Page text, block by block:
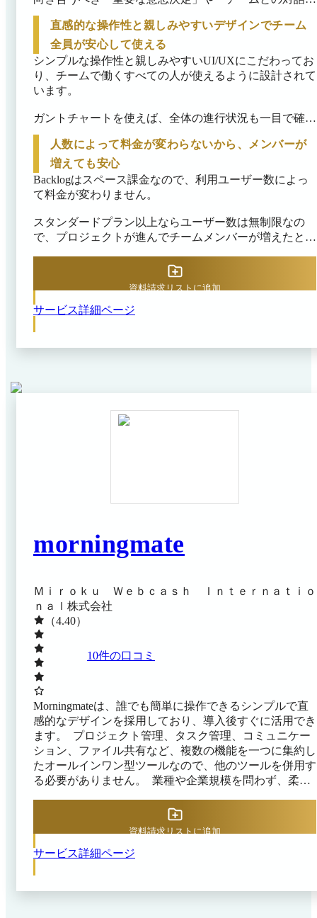
に集中できるようにします。
直感的な操作性と親しみやすいデザインでチーム
全員が安心して使える
シンプルな操作性と親しみやすいUI/UXにこだわってお
り、チームで働くすべての人が使えるように設計されて
います。
ガントチャートを使えば、全体の進行状況も一目で確認
可能です。
Slack、Teams等の既に利用中のビジネスチャットツール
との連携機能。
エンジニアだけでなく、デザイナー、マーケター、バッ
ています。
人数によって料金が変わらないから、メンバーが
増えても安心
Backlogはスペース課金なので、利用ユーザー数によっ
て料金が変わりません。
スタンダードプラン以上ならユーザー数は無制限なの
で、プロジェクトが進んでチームメンバーが増えたとき
サービス詳細ページ
資料請求リストに追加
morningmate
Ｍｉｒｏｋｕ Ｗｅｂｃａｓｈ Ｉｎｔｅｒｎａｔｉｏ
ｎａｌ株式会社
（4.40）
10件の口コミ
Morningmateは、誰でも簡単に操作できるシンプルで直
感的なデザインを採用しており、導入後すぐに活用でき
ます。 ​ プロジェクト管理、タスク管理、コミュニケー
ション、ファイル共有など、複数の機能を一つに集約し
たオールインワン型ツールなので、他のツールを併用す
る必要がありません。 ​ 業種や企業規模を問わず、柔軟
ロジェクトで活用されています。
サービス詳細ページ
資料請求リストに追加